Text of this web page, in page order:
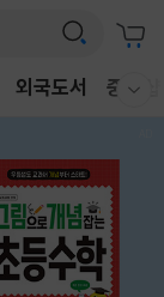
외국도서 중고샵